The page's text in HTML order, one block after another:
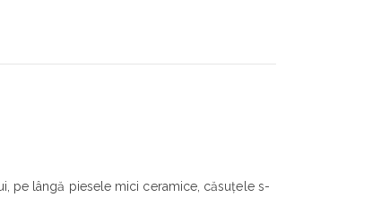
pe lângă piesele mici ceramice, căsuțele s-